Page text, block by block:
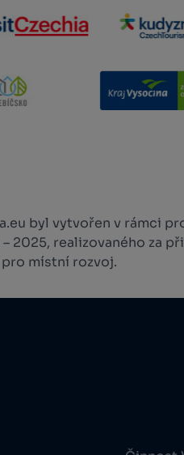
byl vytvořen v rámci
2025, realizovaného za
místní rozvoj.